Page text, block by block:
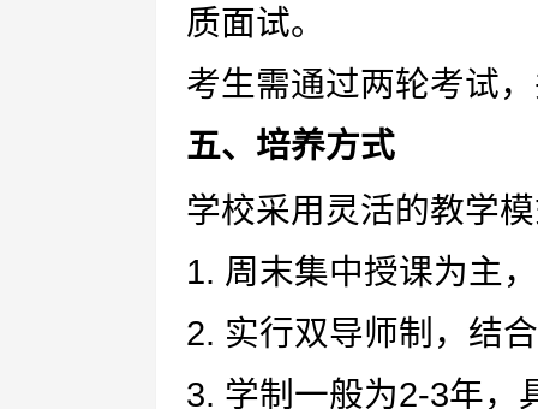
质面试。
考生需通过两轮考试
五、培养方式
学校采用灵活的教学
1. 周末集中授课为主
2. 实行双导师制，结
3. 学制一般为2-3年，